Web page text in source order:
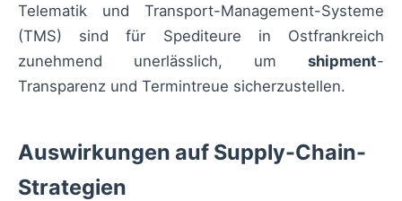
Telematik und Transport-Management-Systeme
(TMS) sind für Spediteure in Ostfrankreich
zunehmend unerlässlich, um shipment-
Transparenz und Termintreue sicherzustellen.
Auswirkungen auf Supply-Chain-
Strategien